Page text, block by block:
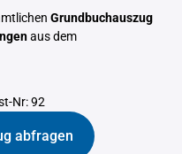
Grundbuchauszug
aus dem
Nr: 92
abfragen